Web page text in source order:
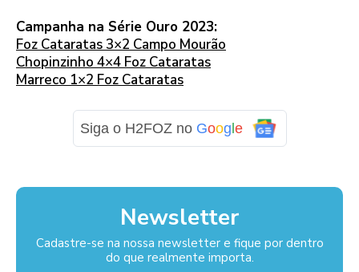
Campanha na Série Ouro 2023:
Foz Cataratas 3×2 Campo Mourão
Chopinzinho 4×4 Foz Cataratas
Marreco 1×2 Foz Cataratas
Siga o H2FOZ no Google
Newsletter
Cadastre-se na nossa newsletter e fique por dentro
do que realmente importa.